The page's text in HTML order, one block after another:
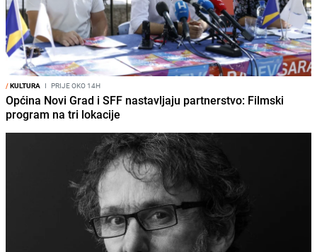
/KULTURA I PRIJE OKO 14H
Općina Novi Grad i SFF nastavljaju partnerstvo: Filmski
program na tri lokacije